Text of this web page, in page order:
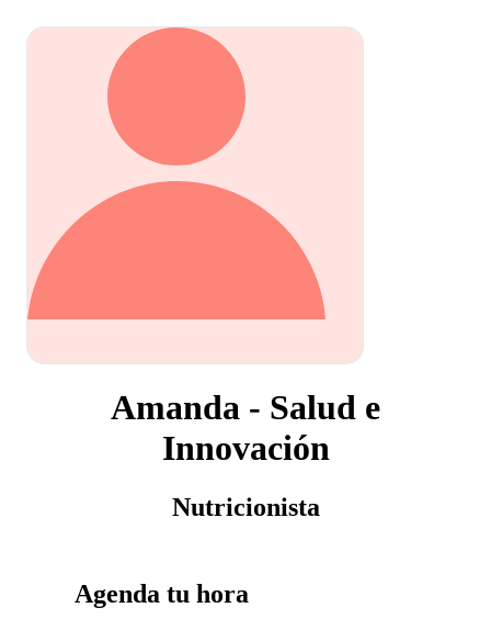
Amanda - Salud e
Innovación
Nutricionista
Agenda tu hora